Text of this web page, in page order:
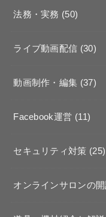
法務・実務 (50)
ライブ動画配信 (30)
動画制作・編集 (37)
Facebook運営 (11)
セキュリティ対策 (25)
オンラインサロンの